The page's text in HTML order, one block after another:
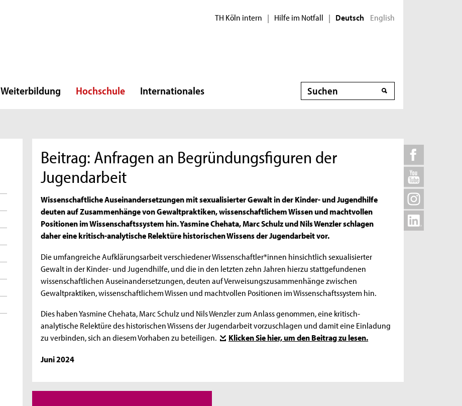
TH Köln intern | Hilfe im Notfall | Deutsch English
Weiterbildung Hochschule Internationales Suche
Beitrag: Anfragen an Begründungsfiguren der
Jugendarbeit
Wissenschaftliche Auseinandersetzungen mit sexualisierter Gewalt in der Kinder- und Jugendhilfe
deuten auf Zusammenhänge von Gewaltpraktiken, wissenschaftlichem Wissen und machtvollen
Positionen im Wissenschaftssystem hin. Yasmine Chehata, Marc Schulz und Nils Wenzler schlagen
daher eine kritisch-analytische Relektüre historischen Wissens der Jugendarbeit vor.
Die umfangreiche Aufklärungsarbeit verschiedener Wissenschaftler*innen hinsichtlich sexualisierter
Gewalt in der Kinder- und Jugendhilfe, und die in den letzten zehn Jahren hierzu stattgefundenen
wissenschaftlichen Auseinandersetzungen, deuten auf Verweisungszusammenhänge zwischen
Gewaltpraktiken, wissenschaftlichem Wissen und machtvollen Positionen im Wissenschaftssystem hin.
Dies haben Yasmine Chehata, Marc Schulz und Nils Wenzler zum Anlass genommen, eine kritisch-
analytische Relektüre des historischen Wissens der Jugendarbeit vorzuschlagen und damit eine Einladung
zu verbinden, sich an diesem Vorhaben zu beteiligen.
Klicken Sie hier, um den Beitrag zu lesen.
Juni 2024